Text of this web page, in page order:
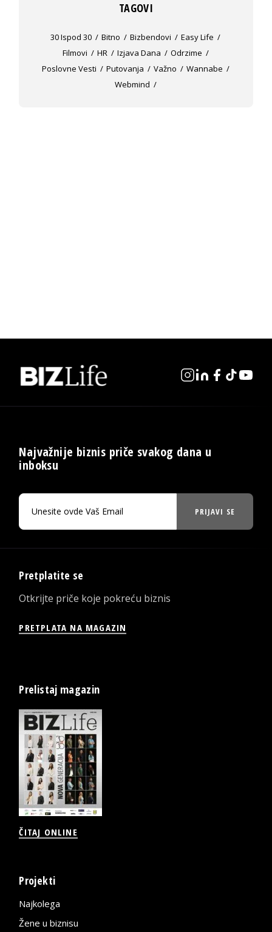
TAGOVI
30 Ispod 30 Bitno Bizbendovi
Easy Life
Filmovi
HR Izjava Dana
Odrzime
Poslovne Vesti
Putovanja Važno
Wannabe
Webmind
Najvažnije biznis priče svakog dana u
inboksu
PRIJAVI SE
Pretplatite se
Otkrijte priče koje pokreću biznis
PRETPLATA NA MAGAZIN
Prelistaj magazin
ČITAJ ONLINE
Projekti
Najkolega
Žene u biznisu